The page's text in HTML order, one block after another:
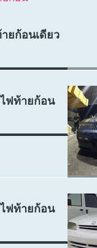
ยก้อนเดียว
ฟท้ายก้อน
ฟท้ายก้อน